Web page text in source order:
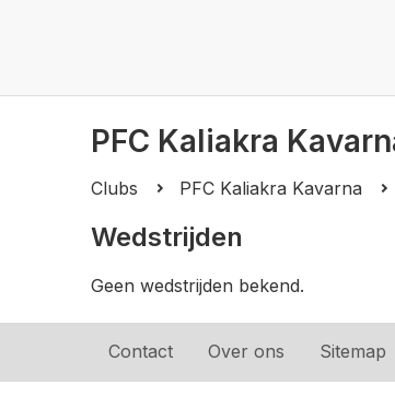
PFC Kaliakra
Clubs PFC Kaliakra Kavarna
Wedstrijden
Geen wedstrijden bekend.
Contact Over ons Sitemap